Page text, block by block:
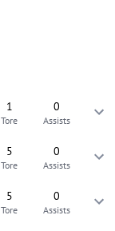
1
Tore
0
Assists
5
Tore
0
Assists
5
Tore
0
Assists